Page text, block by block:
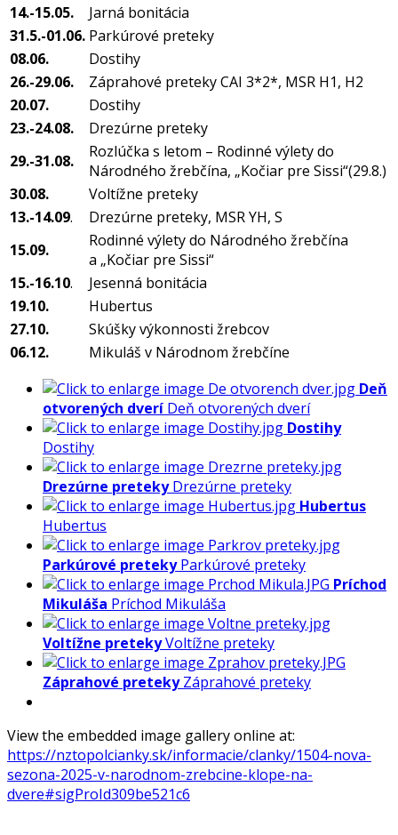
14.-15.05.
Jarná bonitácia
31.5.-01.06. Parkúrové preteky
08.06.
Dostihy
26.-29.06.
Záprahové preteky CAI 3*2*, MSR H1, H2
20.07.
Dostihy
23.-24.08.
Drezúrne preteky
29.-31.08.
Rozlúčka s letom – Rodinné výlety do
Národného žrebčína, „Kočiar pre Sissi“(29.8.)
30.08.
Voltížne preteky
13.-14.09.
Drezúrne preteky, MSR YH, S
15.09.
Rodinné výlety do Národného žrebčína
a „Kočiar pre Sissi“
15.-16.10.
Jesenná bonitácia
19.10.
Hubertus
27.10.
Skúšky výkonnosti žrebcov
06.12.
Mikuláš v Národnom žrebčíne
Deň
otvorených dverí Deň otvorených dverí
Dostihy
Dostihy
Drezúrne preteky Drezúrne preteky
Hubertus
Hubertus
Parkúrové preteky Parkúrové preteky
Príchod
Mikuláša Príchod Mikuláša
Voltížne pretekyVoltížne preteky
Záprahové preteky Záprahové preteky
View the embedded image gallery online at:
https://nztopolcianky.sk/informacie/clanky/1504-nova-
sezona-2025-v-narodnom-zrebcine-klope-na-
dvere#sigProId309be521c6